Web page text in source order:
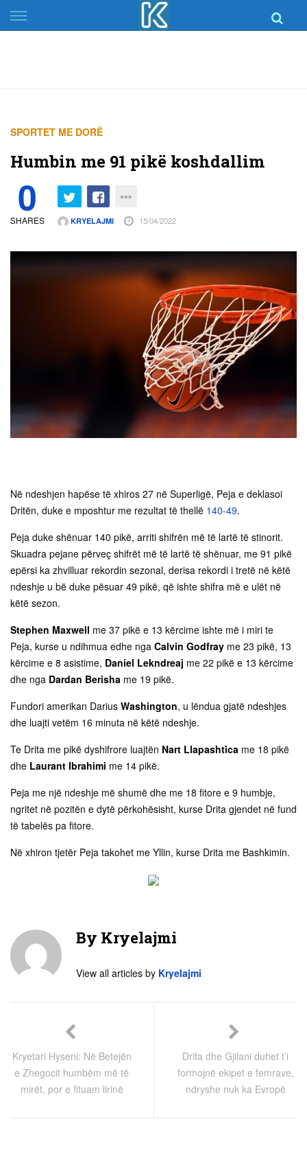
Skip
to
SPORTET ME DORË
Humbin me 91 pikë koshdallim
0
SHARES KRYELAJMI 15/04/2022
Në ndeshjen hapëse të xhiros 27 në Superligë, Peja e deklasoi
Dritën, duke e mposhtur me rezultat të thellë 140-49.
Peja duke shënuar 140 pikë, arriti shifrën më të lartë të stinorit.
Skuadra pejane përveç shifrët më të lartë të shënuar, me 91 pikë
epërsi ka zhvilluar rekordin sezonal, derisa rekordi i tretë në këtë
ndeshje u bë duke pësuar 49 pikë, që ishte shifra më e ulët në
këtë sezon.
Stephen Maxwell me 37 pikë e 13 kërcime ishte më i miri te
Peja, kurse u ndihmua edhe nga Calvin Godfray me 23 pikë, 13
kërcime e 8 asistime, Daniel Lekndreaj me 22 pikë e 13 kërcime
dhe nga Dardan Berisha me 19 pikë.
Fundori amerikan Darius Washington, u lëndua gjatë ndeshjes
dhe luajti vetëm 16 minuta në këtë ndeshje.
Te Drita me pikë dyshifrore luajtën Nart Llapashtica me 18 pikë
dhe Laurant Ibrahimi me 14 pikë.
Peja me një ndeshje më shumë dhe me 18 fitore e 9 humbje,
ngritet në pozitën e dytë përkohësisht, kurse Drita gjendet në fund
të tabelës pa fitore.
Në xhiron tjetër Peja takohet me Yllin, kurse Drita me Bashkimin.
By Kryelajmi
View all articles by Kryelajmi
Kryetari Hyseni: Në Betejën
e Zhegocit humbëm më të
mirët, por e fituam lirinë
Drita dhe Gjilani duhet t’i
formojnë ekipet e femrave,
ndryshe nuk ka Evropë